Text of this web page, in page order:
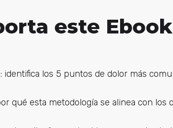
este
: identifica los 5 puntos de dolor más
qué esta metodología se alinea con los